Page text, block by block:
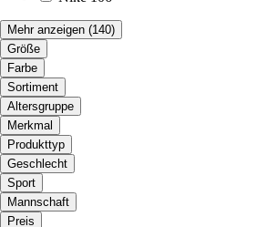
Mehr anzeigen (140)
Größe
Farbe
Sortiment
Altersgruppe
Merkmal
Produkttyp
Geschlecht
Sport
Mannschaft
Preis